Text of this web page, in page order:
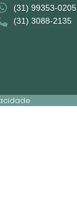
(31) 99353-0205
(31) 3088-2135